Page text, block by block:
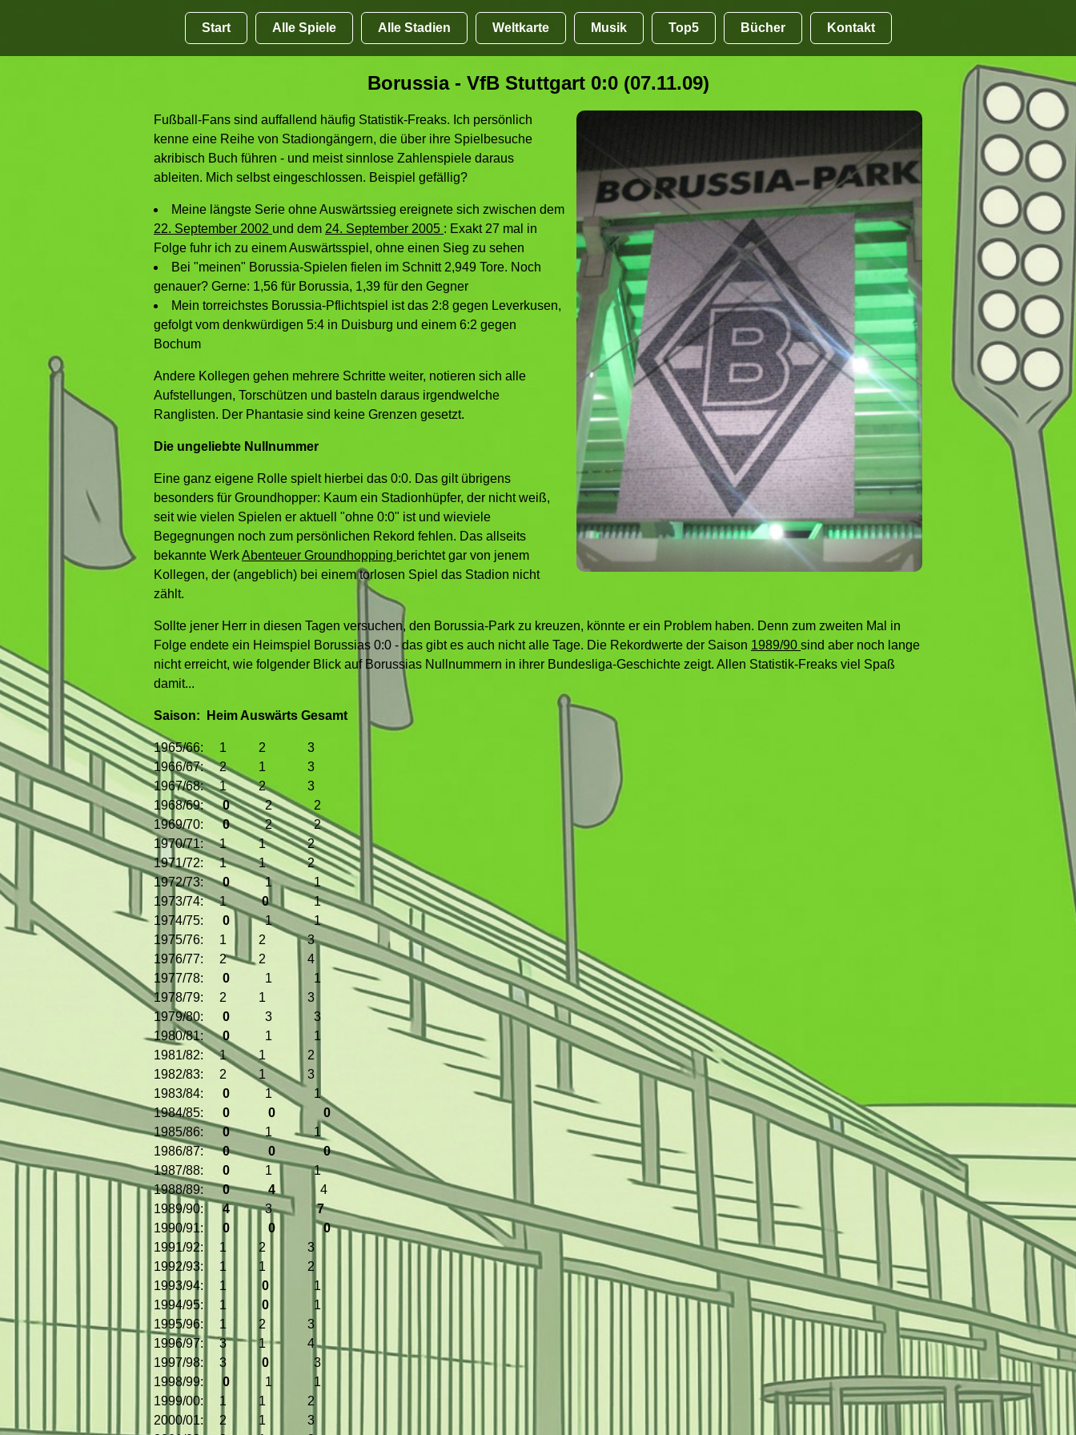
Start Alle Spiele Alle Stadien Weltkarte Musik Top5 Bücher Kontakt
Borussia - VfB Stuttgart 0:0 (07.11.09)
Fußball-Fans sind auffallend häufig Statistik-Freaks. Ich persönlich
kenne eine Reihe von Stadiongängern, die über ihre Spielbesuche
akribisch Buch führen - und meist sinnlose Zahlenspiele daraus
ableiten. Mich selbst eingeschlossen. Beispiel gefällig?
Meine längste Serie ohne Auswärtssieg ereignete sich zwischen dem
22. September 2002 und dem 24. September 2005 : Exakt 27 mal in
Folge fuhr ich zu einem Auswärtsspiel, ohne einen Sieg zu sehen
Bei "meinen" Borussia-Spielen fielen im Schnitt 2,949 Tore. Noch
genauer? Gerne: 1,56 für Borussia, 1,39 für den Gegner
Mein torreichstes Borussia-Pflichtspiel ist das 2:8 gegen Leverkusen,
gefolgt vom denkwürdigen 5:4 in Duisburg und einem 6:2 gegen
Bochum
Andere Kollegen gehen mehrere Schritte weiter, notieren sich alle
Aufstellungen, Torschützen und basteln daraus irgendwelche
Ranglisten. Der Phantasie sind keine Grenzen gesetzt.
Die ungeliebte Nullnummer
Eine ganz eigene Rolle spielt hierbei das 0:0. Das gilt übrigens
besonders für Groundhopper: Kaum ein Stadionhüpfer, der nicht weiß,
seit wie vielen Spielen er aktuell "ohne 0:0" ist und wieviele
Begegnungen noch zum persönlichen Rekord fehlen. Das allseits
bekannte WerkAbenteuer Groundhopping berichtet gar von jenem
Kollegen, der (angeblich) bei einem torlosen Spiel das Stadion nicht
zählt.
Sollte jener Herr in diesen Tagen versuchen, den Borussia-Park zu kreuzen, könnte er ein Problem haben. Denn zum zweiten Mal in
Folge endete ein Heimspiel Borussias 0:0 - das gibt es auch nicht alle Tage. Die Rekordwerte der Saison 1989/90 sind aber noch lange
nicht erreicht, wie folgender Blick auf Borussias Nullnummern in ihrer Bundesliga-Geschichte zeigt. Allen Statistik-Freaks viel Spaß
damit...
Saison: Heim Auswärts Gesamt
1965/66: 1 2 3
1966/67: 2 1 3
1967/68: 1 2 3
1968/69:02 2
1969/70:02 2
1970/71: 1 1 2
1971/72: 1 1 2
1972/73:0
1 1
1973/74: 101
1974/75: 0 1 1
1975/76: 1 2 3
1976/77: 2 2 4
1977/78: 0
1 1
1978/79: 2 1 3
1979/80: 0
3 3
1980/81:0
1 1
1981/82: 1 1 2
1982/83: 2 1 3
1983/84: 0
1 1
1984/85: 0 0
0
1985/86:01 1
1986/87:0 0
0
1987/88: 0
1 1
1988/89:0 4 4
1989/90:437
1990/91: 0 0
0
1991/92: 1 2 3
1992/93: 1 1 2
1993/94: 1 0
1
1994/95: 1 0
1
1995/96: 1 2 3
1996/97: 3 1 4
1997/98: 3 0
3
1998/99: 0
1 1
1999/00: 1 1 2
2000/01: 2 1 3